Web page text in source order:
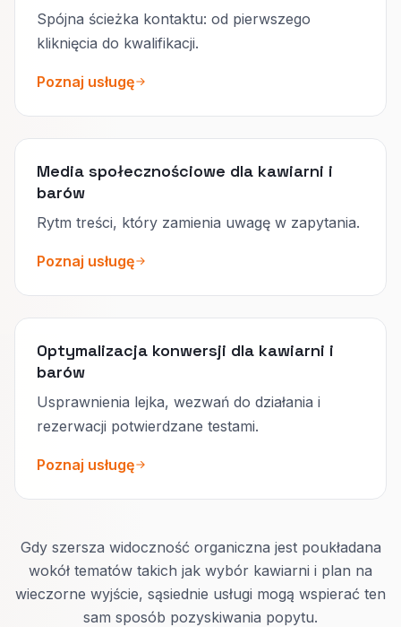
Spójna ścieżka kontaktu: od pierwszego
kliknięcia do kwalifikacji.
Poznaj usługę
Media społecznościowe dla kawiarni i
barów
Rytm treści, który zamienia uwagę w zapytania.
Poznaj usługę
Optymalizacja konwersji dla kawiarni i
barów
Usprawnienia lejka, wezwań do działania i
rezerwacji potwierdzane testami.
Poznaj usługę
Gdy szersza widoczność organiczna jest poukładana
wokół tematów takich jak wybór kawiarni i plan na
wieczorne wyjście, sąsiednie usługi mogą wspierać ten
sam sposób pozyskiwania popytu.